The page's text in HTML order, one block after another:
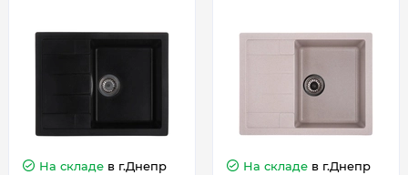
На складе в г.Днепр
На складе в г.Днепр